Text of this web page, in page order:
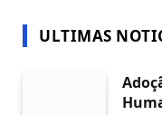
ULTIMAS